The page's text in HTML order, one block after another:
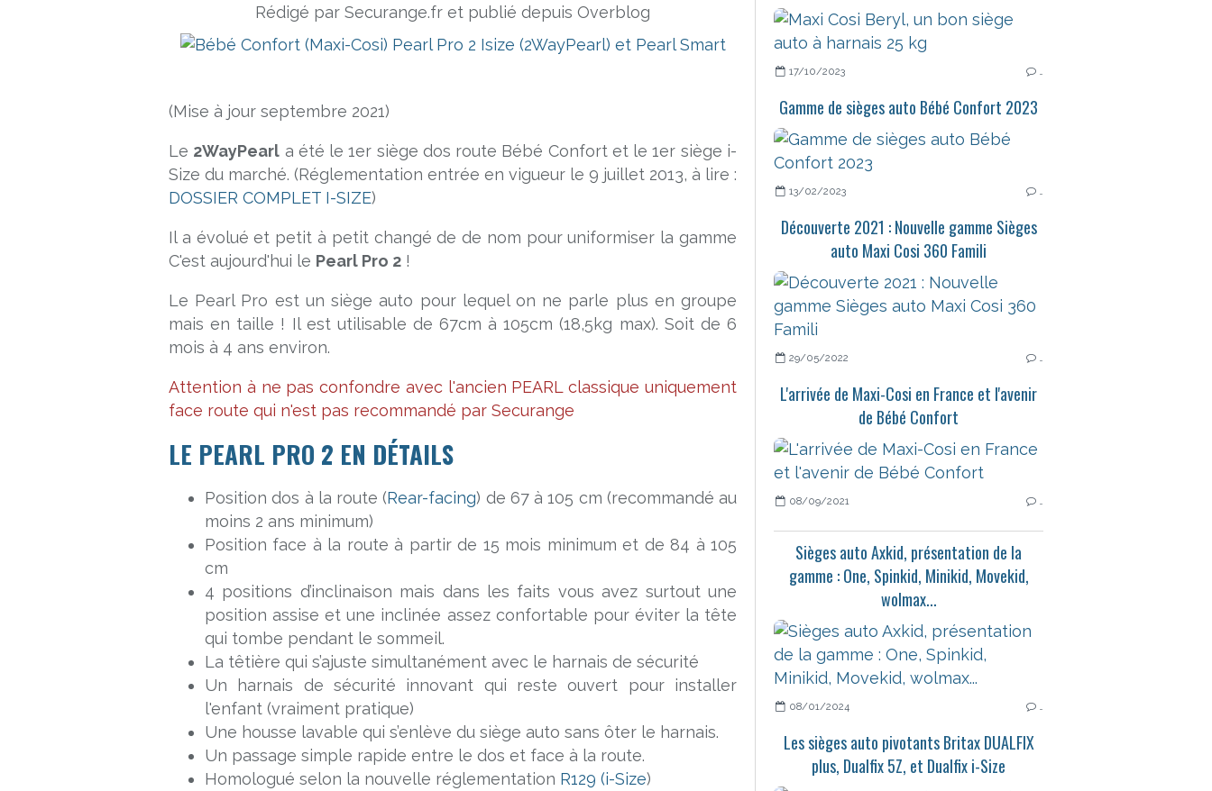
Rédigé par Securange.fr et publié depuis Overblog
(Mise à jour septembre 2021)
Le 2WayPearl a été le 1er siège dos route Bébé Confort et le 1er siège i-
Size du marché. (Réglementation entrée en vigueur le 9 juillet 2013, à lire :
DOSSIER COMPLET I-SIZE)
Il a évolué et petit à petit changé de de nom pour uniformiser la gamme
C'est aujourd'hui le Pearl Pro 2 !
Le Pearl Pro est un siège auto pour lequel on ne parle plus en groupe
mais en taille ! Il est utilisable de 67cm à 105cm (18,5kg max). Soit de 6
mois à 4 ans environ.
Attention à ne pas confondre avec l'ancien PEARL classique uniquement
face route qui n'est pas recommandé par Securange
LE PEARL PRO 2 EN DÉTAILS
Position dos à la route (Rear-facing) de 67 à 105 cm (recommandé au
moins 2 ans minimum)
Position face à la route à partir de 15 mois minimum et de 84 à 105
cm
4 positions d’inclinaison mais dans les faits vous avez surtout une
position assise et une inclinée assez confortable pour éviter la tête
qui tombe pendant le sommeil.
La têtière qui s’ajuste simultanément avec le harnais de sécurité
Un harnais de sécurité innovant qui reste ouvert pour installer
l'enfant (vraiment pratique)
Une housse lavable qui s’enlève du siège auto sans ôter le harnais.
Un passage simple rapide entre le dos et face à la route.
Homologué selon la nouvelle réglementation R129 (i-Size)
17/10/2023
Gamme de sièges auto Bébé Confort 2023
13/02/2023
Découverte 2021 : Nouvelle gamme Sièges
auto Maxi Cosi 360 Famili
29/05/2022
L'arrivée de Maxi-Cosi en France et l'avenir
de Bébé Confort
08/09/2021
Sièges auto Axkid, présentation de la
gamme : One, Spinkid, Minikid, Movekid,
wolmax...
08/01/2024
Les sièges auto pivotants Britax DUALFIX
plus, Dualfix 5Z, et Dualfix i-Size